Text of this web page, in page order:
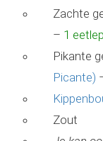
Zachte
– 1
Pikante
Picante)
Zout